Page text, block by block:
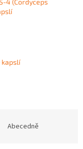
4 (Cordyceps
kapslí
Abecedně